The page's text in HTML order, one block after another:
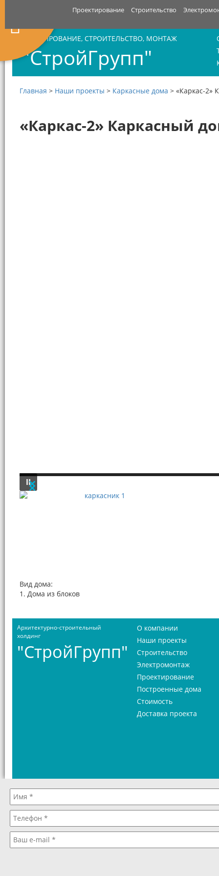
Проектирование Строительство
ПРОЕКТИРОВАНИЕ, СТРОИТЕЛЬСТВО, МОНТАЖ
"СтройГрупп"
Главная > Наши проекты > Каркасные дома > «Каркас-2»
«Каркас-2» Каркасный
Вид дома:
1. Дома из блоков
Архитектурно-строительный
холдинг
"СтройГрупп"
О компании
Наши проекты
Строительство
Электромонтаж
Проектирование
Построенные дома
Стоимость
Доставка проекта